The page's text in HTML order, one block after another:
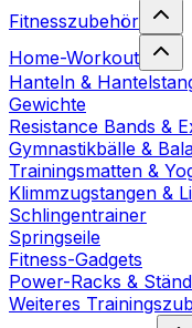
Fitnesszubehör
Home-Workout
Hanteln &
Gewichte
Resistance Bands &
Gymnastikbälle &
Trainingsmatten &
Klimmzugstangen &
Schlingentrainer
Springseile
Fitness-Gadgets
Power-Racks &
Weiteres